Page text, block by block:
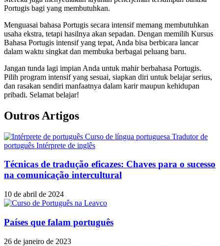
Portugis bagi yang membutuhkan.
Menguasai bahasa Portugis secara intensif memang membutuhkan
usaha ekstra, tetapi hasilnya akan sepadan. Dengan memilih Kursus
Bahasa Portugis intensif yang tepat, Anda bisa berbicara lancar
dalam waktu singkat dan membuka berbagai peluang baru.
Jangan tunda lagi impian Anda untuk mahir berbahasa Portugis.
Pilih program intensif yang sesuai, siapkan diri untuk belajar serius,
dan rasakan sendiri manfaatnya dalam karir maupun kehidupan
pribadi. Selamat belajar!
Outros Artigos
Técnicas de tradução eficazes: Chaves para o sucesso
na comunicação intercultural
10 de abril de 2024
Países que falam português
26 de janeiro de 2023